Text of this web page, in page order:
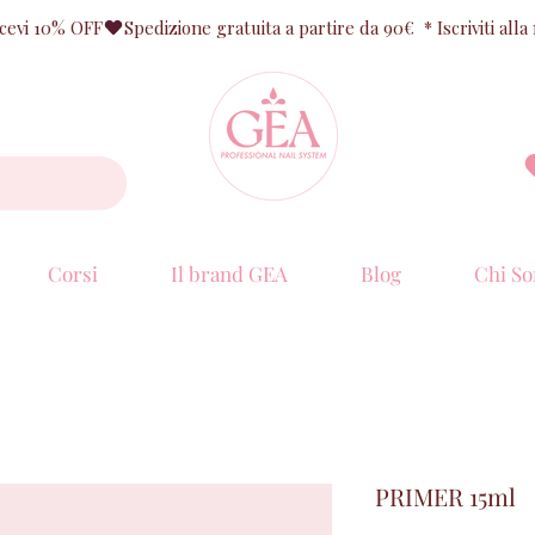
10% OFF
Corsi Il brand GEA Blog Chi
PRIMER 15ml